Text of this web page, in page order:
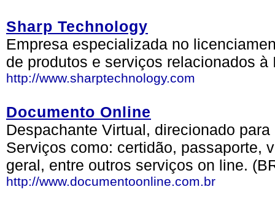
Sharp Technology
Empresa especializada no
de produtos e serviços relacionados à
http://www.sharptechnology.com
Documento Online
Despachante Virtual, direcionado
Serviços como: certidão, passaporte,
geral, entre outros serviços on line.
http://www.documentoonline.com.br